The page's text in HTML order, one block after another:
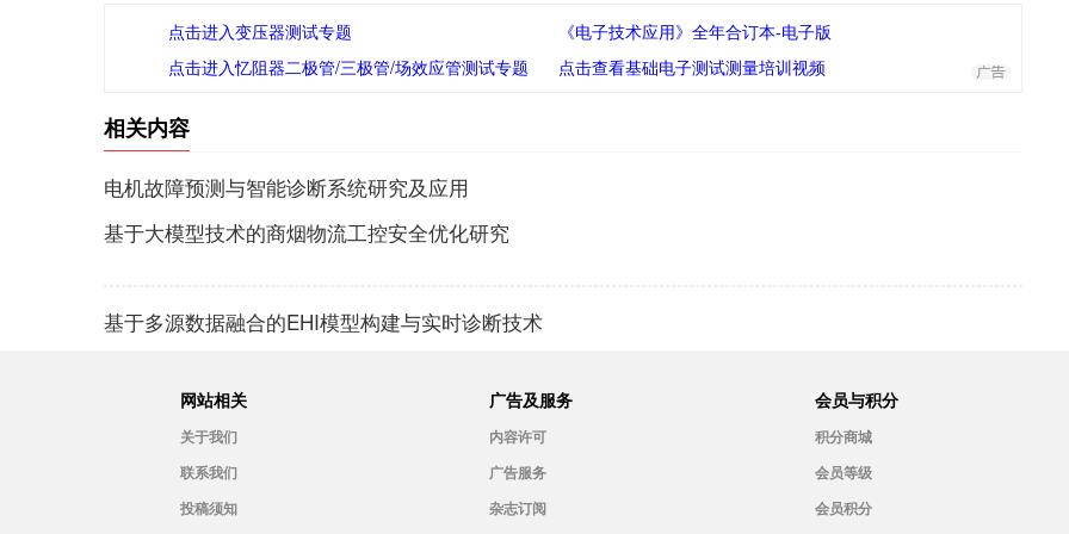
点击进入变压器测试专题
《电子技术应用》全年合订本-电子版
点击进入忆阻器二极管/三极管/场效应管测试专题
点击查看基础电子测试测量培训视频
相关内容
电机故障预测与智能诊断系统研究及应用
基于大模型技术的商烟物流工控安全优化研究
基于多源数据融合的EHI模型构建与实时诊断技术
网站相关
关于我们
联系我们
投稿须知
广告及服务
内容许可
广告服务
杂志订阅
会员与积分
积分商城
会员等级
会员积分